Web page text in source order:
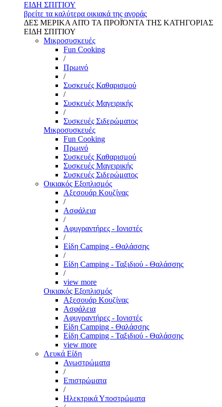
ΕΙΔΗ ΣΠΙΤΙΟΥ
βρείτε τα καλύτερα οικιακά της αγοράς
ΔΕΣ ΜΕΡΙΚΑ ΑΠΌ ΤΑ ΠΡΟΪΌΝΤΑ ΤΗΣ ΚΑΤΗΓΟΡΙΑΣ
ΕΙΔΗ ΣΠΙΤΙΟΥ
Μικροσυσκευές
Fun Cooking
/
Πρωινό
/
Συσκευές Καθαρισμού
/
Συσκευές Μαγειρικής
/
Συσκευές Σιδερώματος
Μικροσυσκευές
Fun Cooking
Πρωινό
Συσκευές Καθαρισμού
Συσκευές Μαγειρικής
Συσκευές Σιδερώματος
Οικιακός Εξοπλισμός
Αξεσουάρ Κουζίνας
/
Ασφάλεια
/
Αφυγραντήρες - Ιονιστές
/
Είδη Camping - Θαλάσσης
/
Είδη Camping - Ταξιδιού - Θαλάσσης
/
view more
Οικιακός Εξοπλισμός
Αξεσουάρ Κουζίνας
Ασφάλεια
Αφυγραντήρες - Ιονιστές
Είδη Camping - Θαλάσσης
Είδη Camping - Ταξιδιού - Θαλάσσης
view more
Λευκά Είδη
Ανωστρώματα
/
Επιστρώματα
/
Ηλεκτρικά Υποστρώματα